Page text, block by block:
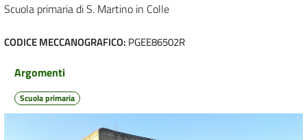
Scuola primaria di S. Martino in Colle
CODICE MECCANOGRAFICO: PGEE86502R
Argomenti
Scuola primaria